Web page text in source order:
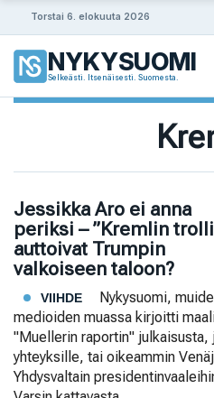
Torstai 6. elokuuta 2026
NYKYSUOMI
Selkeästi. Itsenäisesti. Suomesta.
Jessikka Aro ei anna
periksi – ”Kremlin
auttoivat Trumpin
valkoiseen taloon?
VIIHDE
Nykysuomi,
medioiden muassa kirjoitti
"Muellerin raportin" julkaisusta,
yhteyksille, tai oikeammin
Yhdysvaltain